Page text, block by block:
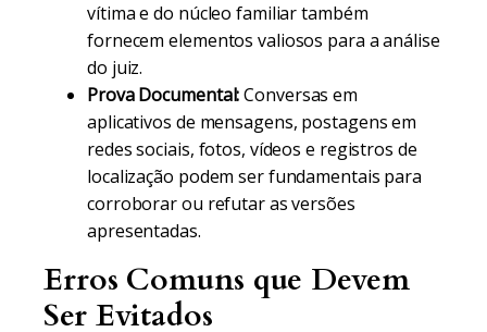
vítima e do núcleo familiar também
fornecem elementos valiosos para a análise
do juiz.
Prova Documental:Conversas em
aplicativos de mensagens, postagens em
redes sociais, fotos, vídeos e registros de
localização podem ser fundamentais para
corroborar ou refutar as versões
apresentadas.
Erros Comuns que Devem
Ser Evitados